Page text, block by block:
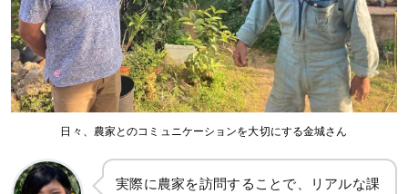
日々、農家とのコミュニケーションを大切にする金城さん
実際に農家を訪問することで、リアルな課